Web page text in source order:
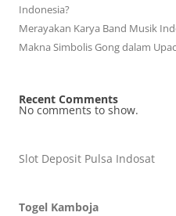
Indonesia?
Merayakan Karya Band Musik
Makna Simbolis Gong dalam
Recent Comments
No comments to show.
Slot Deposit Pulsa Indosat
Togel Kamboja